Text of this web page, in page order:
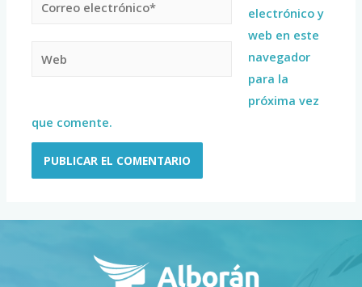
electrónico y
web en este
navegador
para la
próxima vez
que comente.